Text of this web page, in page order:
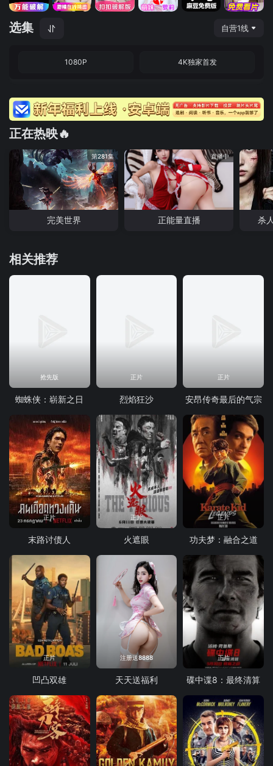
选集 自营1线
1080P 4K独家首发
正在热映🔥
第281集
完美世界
直播中
正能量直播 杀
相关推荐
抢先版
蜘蛛侠：崭新之日
正片
烈焰狂沙
正片
安昂传奇最后的气宗
正片
末路讨债人
正片
火遮眼
正片
功夫梦：融合之道
正片
凹凸双雄
注册送8888
天天送福利
正片
碟中谍8：最终清算